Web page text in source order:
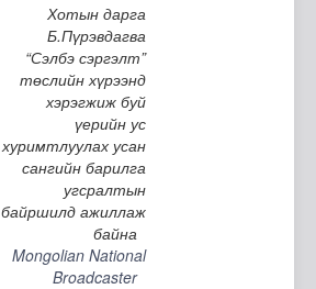
Хотын дарга
Б.Пүрэвдагва
“Сэлбэ сэргэлт”
төслийн хүрээнд
хэрэгжиж буй
үерийн ус
хуримтлуулах усан
сангийн барилга
угсралтын
байршилд ажиллаж
байна
Mongolian National
Broadcaster